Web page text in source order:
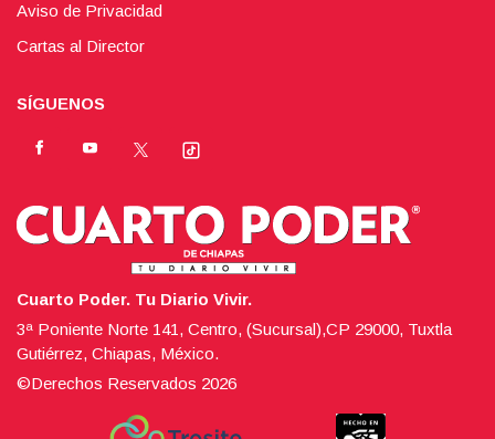
Aviso de Privacidad
Cartas al Director
SÍGUENOS
Cuarto Poder. Tu Diario Vivir.
3ª Poniente Norte 141, Centro, (Sucursal),CP 29000, Tuxtla
Gutiérrez, Chiapas, México.
©Derechos Reservados 2026